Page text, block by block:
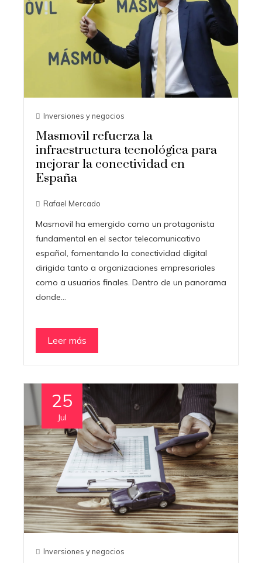
Inversiones y negocios
Masmovil refuerza la
infraestructura tecnológica para
mejorar la conectividad en
España
Rafael Mercado
Masmovil ha emergido como un protagonista
fundamental en el sector telecomunicativo
español, fomentando la conectividad digital
dirigida tanto a organizaciones empresariales
como a usuarios finales. Dentro de un panorama
donde…
Leer más
25
Jul
Inversiones y negocios